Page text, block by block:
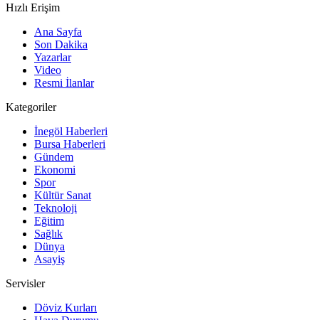
Hızlı Erişim
Ana Sayfa
Son Dakika
Yazarlar
Video
Resmi İlanlar
Kategoriler
İnegöl Haberleri
Bursa Haberleri
Gündem
Ekonomi
Spor
Kültür Sanat
Teknoloji
Eğitim
Sağlık
Dünya
Asayiş
Servisler
Döviz Kurları